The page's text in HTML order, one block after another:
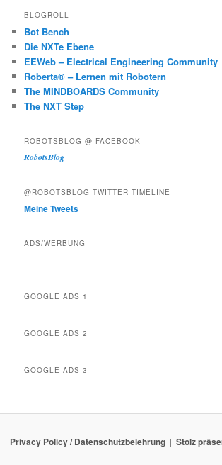
BLOGROLL
Bot Bench
Die NXTe Ebene
EEWeb – Electrical Engineering Community
Roberta® – Lernen mit Robotern
The MINDBOARDS Community
The NXT Step
ROBOTSBLOG @ FACEBOOK
RobotsBlog
@ROBOTSBLOG TWITTER TIMELINE
Meine Tweets
ADS/WERBUNG
GOOGLE ADS 1
GOOGLE ADS 2
GOOGLE ADS 3
Privacy Policy / Datenschutzbelehrung Stolz